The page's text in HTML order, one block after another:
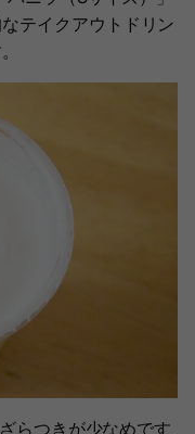
テイクアウトドリン
らつきが少なめです